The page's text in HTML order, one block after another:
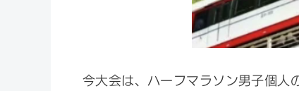
今大会は、ハーフマラソン男子個